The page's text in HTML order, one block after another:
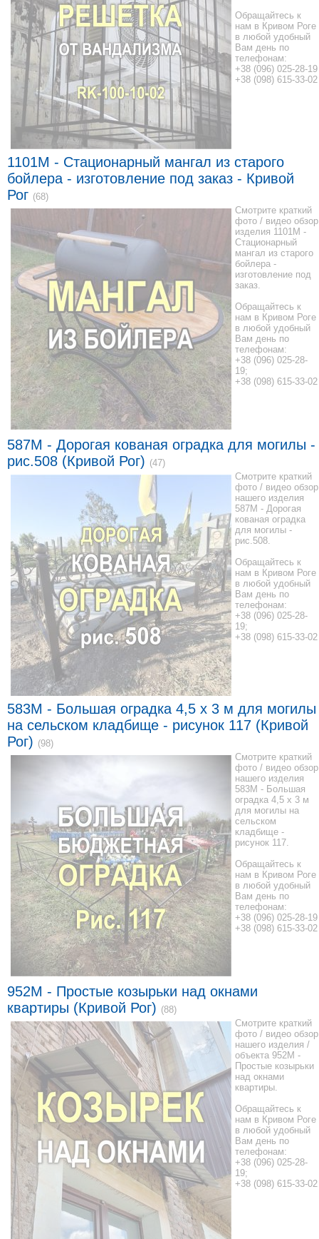
Обращайтесь к
нам в Кривом Роге
в любой удобный
Вам день по
телефонам:
+38 (096) 025-28-19
+38 (098) 615-33-02
1101M - Стационарный мангал из старого
бойлера - изготовление под заказ - Кривой
Рог (68)
Смотрите краткий
фото / видео обзор
изделия 1101M -
Стационарный
мангал из старого
бойлера -
изготовление под
заказ.
Обращайтесь к
нам в Кривом Роге
в любой удобный
Вам день по
телефонам:
+38 (096) 025-28-
19;
+38 (098) 615-33-02
587M - Дорогая кованая оградка для могилы -
рис.508 (Кривой Рог) (47)
Смотрите краткий
фото / видео обзор
нашего изделия
587M - Дорогая
кованая оградка
для могилы -
рис.508.
Обращайтесь к
нам в Кривом Роге
в любой удобный
Вам день по
телефонам:
+38 (096) 025-28-
19;
+38 (098) 615-33-02
583M - Большая оградка 4,5 x 3 м для могилы
на сельском кладбище - рисунок 117 (Кривой
Рог) (98)
Смотрите краткий
фото / видео обзор
нашего изделия
583M - Большая
оградка 4,5 x 3 м
для могилы на
сельском
кладбище -
рисунок 117.
Обращайтесь к
нам в Кривом Роге
в любой удобный
Вам день по
телефонам:
+38 (096) 025-28-19
+38 (098) 615-33-02
952М - Простые козырьки над окнами
квартиры (Кривой Рог) (88)
Смотрите краткий
фото / видео обзор
нашего изделия /
объекта 952М -
Простые козырьки
над окнами
квартиры.
Обращайтесь к
нам в Кривом Роге
в любой удобный
Вам день по
телефонам:
+38 (096) 025-28-
19;
+38 (098) 615-33-02